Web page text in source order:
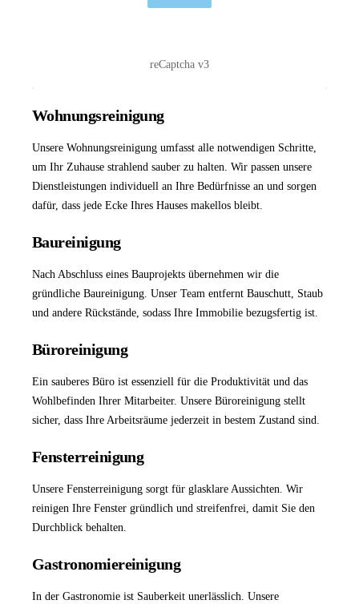
reCaptcha v3
Wohnungsreinigung
Unsere Wohnungsreinigung umfasst alle notwendigen Schritte,
um Ihr Zuhause strahlend sauber zu halten. Wir passen unsere
Dienstleistungen individuell an Ihre Bedürfnisse an und sorgen
dafür, dass jede Ecke Ihres Hauses makellos bleibt.
Baureinigung
Nach Abschluss eines Bauprojekts übernehmen wir die
gründliche Baureinigung . Unser Team entfernt Bauschutt, Staub
und andere Rückstände, sodass Ihre Immobilie bezugsfertig ist.
Büroreinigung
Ein sauberes Büro ist essenziell für die Produktivität und das
Wohlbefinden Ihrer Mitarbeiter. Unsere Büroreinigung stellt
sicher, dass Ihre Arbeitsräume jederzeit in bestem Zustand sind.
Fensterreinigung
Unsere Fensterreinigung sorgt für glasklare Aussichten. Wir
reinigen Ihre Fenster gründlich und streifenfrei, damit Sie den
Durchblick behalten.
Gastronomiereinigung
In der Gastronomie ist Sauberkeit unerlässlich. Unsere